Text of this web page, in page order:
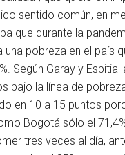
sentido común, en
que durante la
una pobreza en el país
Según Garay y Espitia
bajo la línea de
en 10 a 15 puntos
Bogotá sólo el
tres veces al día,